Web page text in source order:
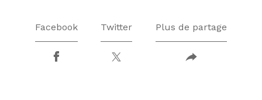
Facebook Twitter Plus de partage